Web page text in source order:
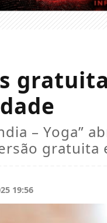
– Yoga”
gratuita
19:56